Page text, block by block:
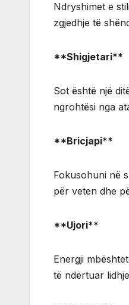
Ndryshimet e
zgjedhje të
**Shigjetari**
Sot është një
ngrohtësi nga
**Bricjapi**
Fokusohuni në
për veten dhe
**Ujori**
Energji
të ndërtuar